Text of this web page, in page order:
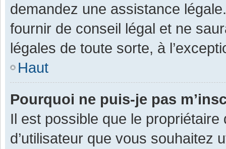
demandez une assistance
fournir de conseil légal et ne
légales de toute sorte, à
Haut
Pourquoi ne puis-je pas
Il est possible que le
d’utilisateur que vous souhaitez